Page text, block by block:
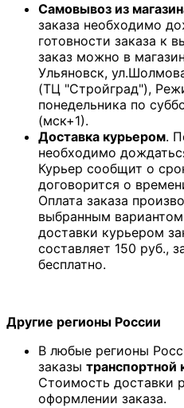
Самовывоз из
заказа необходимо
готовности заказа к
заказ можно в
Ульяновск,
(ТЦ "Стройград"),
понедельника по
(мск+1).
Доставка курьером.
необходимо
Курьер сообщит о
договорится о
Оплата заказа
выбранным
доставки курьером
составляет 150 руб.,
бесплатно.
Другие регионы России
В любые регионы
заказы
Стоимость доставки
оформлении заказа.